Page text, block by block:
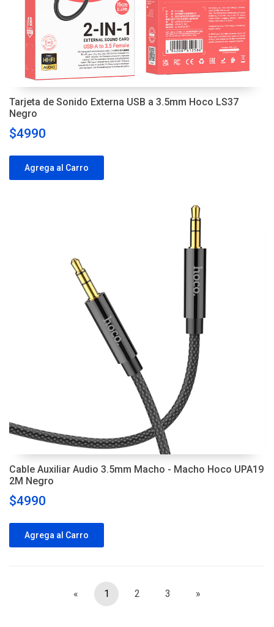
Tarjeta de Sonido Externa USB a 3.5mm Hoco LS37
Negro
$4990
Agrega al Carro
Cable Auxiliar Audio 3.5mm Macho - Macho Hoco UPA19
2M Negro
$4990
Agrega al Carro
« 1 2 3 »